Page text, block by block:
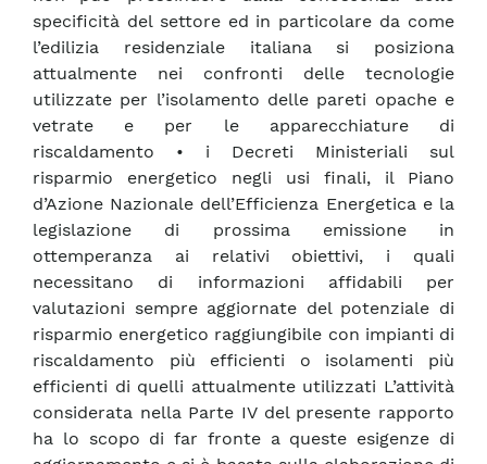
specificità del settore ed in particolare da come
l’edilizia residenziale italiana si posiziona
attualmente nei confronti delle tecnologie
utilizzate per l’isolamento delle pareti opache e
vetrate e per le apparecchiature di
riscaldamento • i Decreti Ministeriali sul
risparmio energetico negli usi finali, il Piano
d’Azione Nazionale dell’Efficienza Energetica e la
legislazione di prossima emissione in
ottemperanza ai relativi obiettivi, i quali
necessitano di informazioni affidabili per
valutazioni sempre aggiornate del potenziale di
risparmio energetico raggiungibile con impianti di
riscaldamento più efficienti o isolamenti più
efficienti di quelli attualmente utilizzati L’attività
considerata nella Parte IV del presente rapporto
ha lo scopo di far fronte a queste esigenze di